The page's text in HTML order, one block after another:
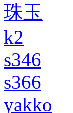
珠玉
k2
s346
s366
yakko